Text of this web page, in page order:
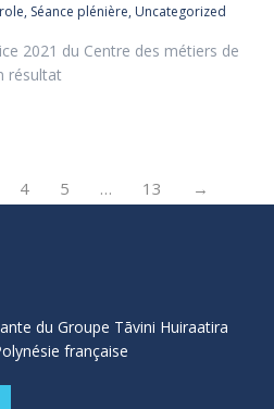
, Séance plénière, Uncategorized
2021 du Centre des métiers de
résultat
4 5 … 13 →
du Groupe Tāvini Huiraatira
française